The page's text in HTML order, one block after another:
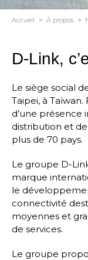
Accueil À propos
D-Link,
Le siège social
Taipei, à
d’une présence
distribution et
plus de 70 pays.
Le groupe D-
marque
le
connectivité
moyennes et
de services.
Le groupe